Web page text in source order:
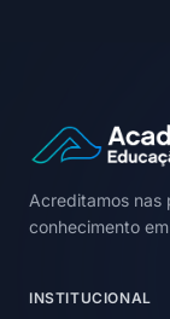
Acreditamos nas
conhecimento
INSTITUCIONAL